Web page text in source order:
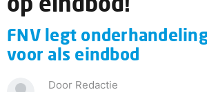
FNV legt
voor als eindbod
Door Redactie